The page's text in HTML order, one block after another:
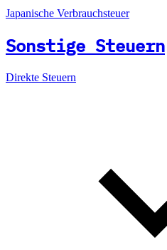
Japanische Verbrauchsteuer
Sonstige Steuern
Direkte Steuern